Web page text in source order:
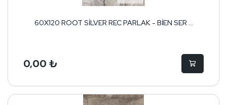
60X120 ROOT SİLVER REC PARLAK - BİEN SER ...
0,00 ₺